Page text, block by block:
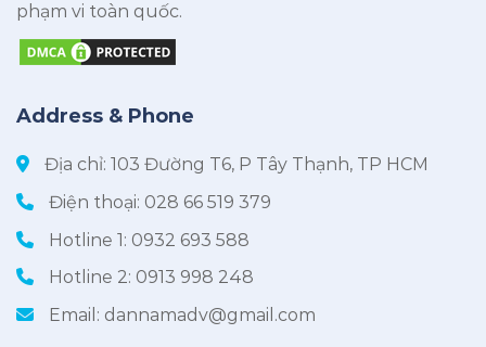
phạm vi toàn quốc.
Address & Phone
Địa chỉ: 103 Đường T6, P Tây Thạnh, TP HCM
Điện thoại: 028 66 519 379
Hotline 1: 0932 693 588
Hotline 2: 0913 998 248
Email: dannamadv@gmail.com